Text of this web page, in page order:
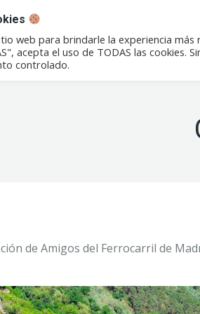
Eventos Noticias
de Amigos del Ferrocarril de
web para brindarle la experiencia
acepta el uso de TODAS las
controlado.